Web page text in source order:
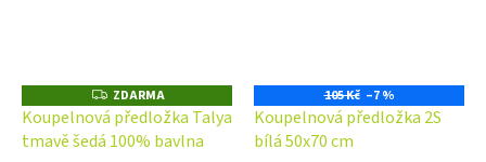
Z
D
A
R
ZDARMA
Koupelnová předložka Talya
tmavě šedá 100% bavlna
105 Kč –7 %
Koupelnová předložka 2S
bílá 50x70 cm